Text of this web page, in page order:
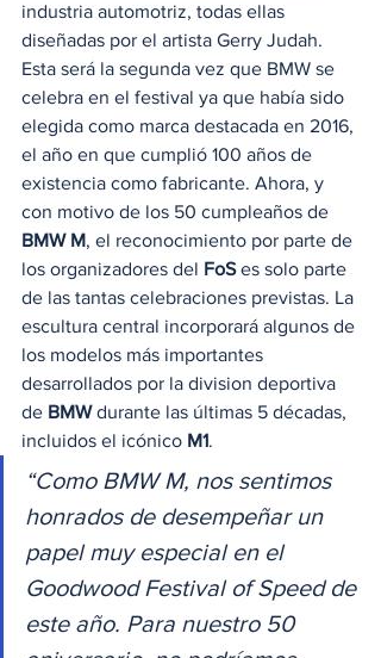
industria automotriz, todas ellas
diseñadas por el artista Gerry Judah.
Esta será la segunda vez que BMW se
celebra en el festival ya que había sido
elegida como marca destacada en 2016,
el año en que cumplió 100 años de
existencia como fabricante. Ahora, y
con motivo de los 50 cumpleaños de
BMW M, el reconocimiento por parte de
los organizadores del FoS es solo parte
de las tantas celebraciones previstas. La
escultura central incorporará algunos de
los modelos más importantes
desarrollados por la division deportiva
de BMW durante las últimas 5 décadas,
incluidos el icónico M1.
“Como BMW M, nos sentimos
honrados de desempeñar un
papel muy especial en el
Goodwood Festival of Speed de
este año. Para nuestro 50